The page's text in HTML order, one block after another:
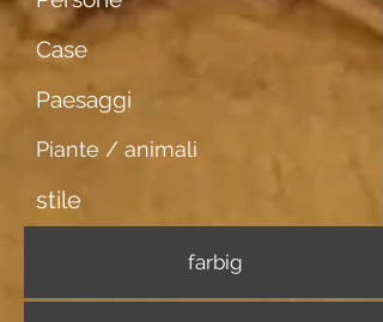
Case
Paesaggi
Piante / animali
stile
farbig